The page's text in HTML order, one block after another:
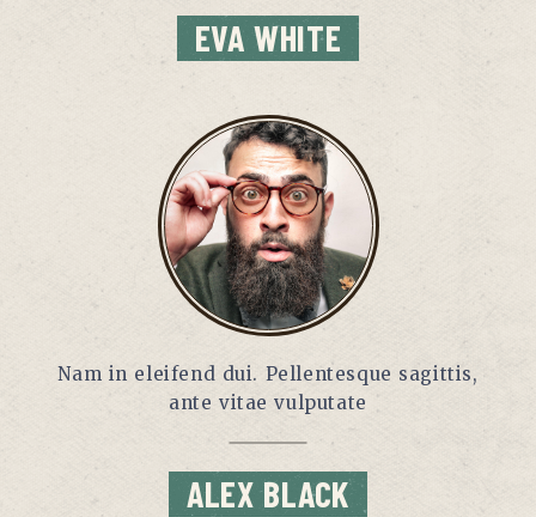
EVA WHITE
Nam in eleifend dui. Pellentesque sagittis,
ante vitae vulputate
ALEX BLACK